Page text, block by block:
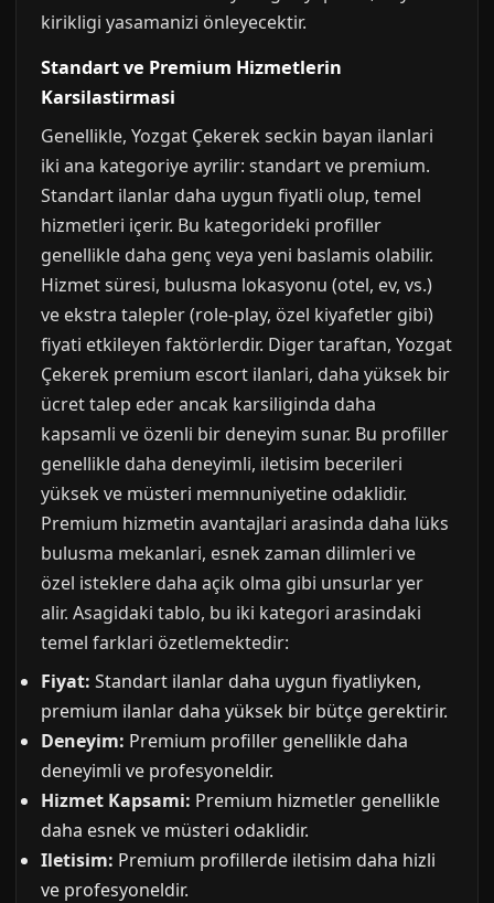
kirikligi yasamanizi önleyecektir.
Standart ve Premium Hizmetlerin
Karsilastirmasi
Genellikle, Yozgat Çekerek seckin bayan ilanlari
iki ana kategoriye ayrilir: standart ve premium.
Standart ilanlar daha uygun fiyatli olup, temel
hizmetleri içerir. Bu kategorideki profiller
genellikle daha genç veya yeni baslamis olabilir.
Hizmet süresi, bulusma lokasyonu (otel, ev, vs.)
ve ekstra talepler (role-play, özel kiyafetler gibi)
fiyati etkileyen faktörlerdir. Diger taraftan, Yozgat
Çekerek premium escort ilanlari, daha yüksek bir
ücret talep eder ancak karsiliginda daha
kapsamli ve özenli bir deneyim sunar. Bu profiller
genellikle daha deneyimli, iletisim becerileri
yüksek ve müsteri memnuniyetine odaklidir.
Premium hizmetin avantajlari arasinda daha lüks
bulusma mekanlari, esnek zaman dilimleri ve
özel isteklere daha açik olma gibi unsurlar yer
alir. Asagidaki tablo, bu iki kategori arasindaki
temel farklari özetlemektedir:
Fiyat: Standart ilanlar daha uygun fiyatliyken,
premium ilanlar daha yüksek bir bütçe gerektirir.
Deneyim: Premium profiller genellikle daha
deneyimli ve profesyoneldir.
Hizmet Kapsami: Premium hizmetler genellikle
daha esnek ve müsteri odaklidir.
Iletisim: Premium profillerde iletisim daha hizli
ve profesyoneldir.